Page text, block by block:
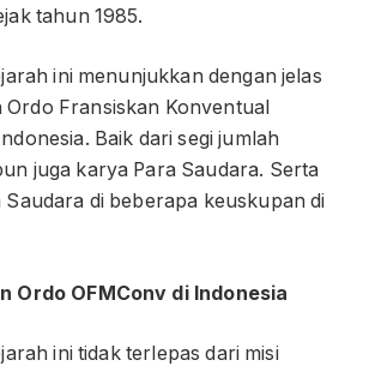
tahun 1985.
ini menunjukkan dengan jelas
Ordo Fransiskan Konventual
Baik dari segi jumlah
juga karya Para Saudara. Serta
Saudara di beberapa keuskupan di
Ordo OFMConv di Indonesia
ini tidak terlepas dari misi